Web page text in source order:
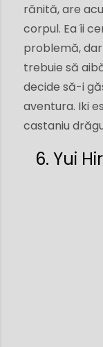
rănită, are
corpul. Ea îi
problemă,
trebuie să
decide să-i
aventura. Iki
castaniu
6. Yui